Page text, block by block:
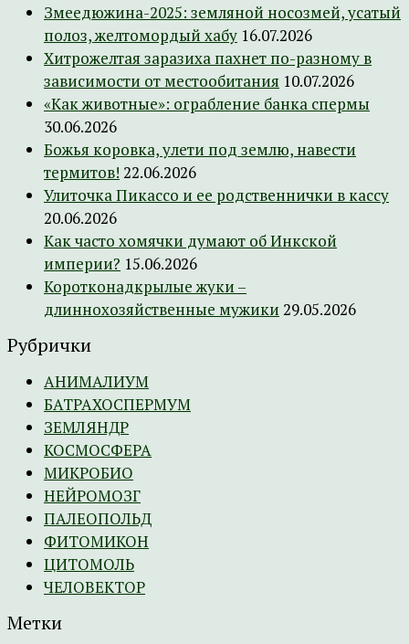
Змеедюжина-2025: земляной носозмей, усатый
полоз, желтомордый хабу 16.07.2026
Хитрожелтая заразиха пахнет по-разному в
зависимости от местообитания 10.07.2026
«Как животные»: ограбление банка спермы
30.06.2026
Божья коровка, улети под землю, навести
термитов! 22.06.2026
Улиточка Пикассо и ее родственнички в кассу
20.06.2026
Как часто хомячки думают об Инкской
империи? 15.06.2026
Коротконадкрылые жуки –
длиннохозяйственные мужики 29.05.2026
Рубрички
АНИМАЛИУМ
БАТРАХОСПЕРМУМ
ЗЕМЛЯНДР
КОСМОСФЕРА
МИКРОБИО
НЕЙРОМОЗГ
ПАЛЕОПОЛЬД
ФИТОМИКОН
ЦИТОМОЛЬ
ЧЕЛОВЕКТОР
Метки